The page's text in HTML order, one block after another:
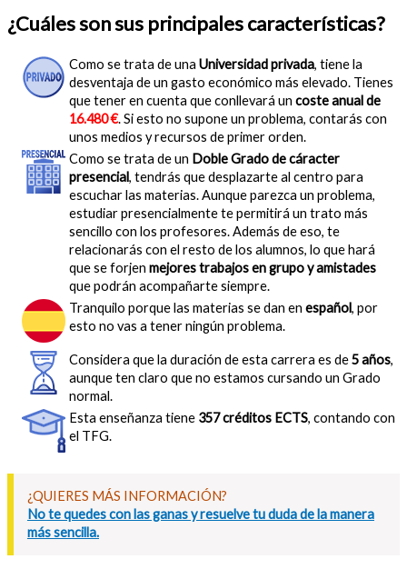
¿Cuáles son sus principales características?
Como se trata de una Universidad privada, tiene la
desventaja de un gasto económico más elevado. Tienes
que tener en cuenta que conllevará un coste anual de
16.480 €. Si esto no supone un problema, contarás con
unos medios y recursos de primer orden.
Como se trata de un Doble Grado de cáracter
presencial, tendrás que desplazarte al centro para
escuchar las materias. Aunque parezca un problema,
estudiar presencialmente te permitirá un trato más
sencillo con los profesores. Además de eso, te
relacionarás con el resto de los alumnos, lo que hará
que se forjen mejores trabajos en grupo y amistades
que podrán acompañarte siempre.
Tranquilo porque las materias se dan en español, por
esto no vas a tener ningún problema.
Considera que la duración de esta carrera es de5 años,
aunque ten claro que no estamos cursando un Grado
normal.
Esta enseñanza tiene 357 créditos ECTS, contando con
el TFG.
¿QUIERES MÁS INFORMACIÓN?
No te quedes con las ganas y resuelve tu duda de la manera
más sencilla.